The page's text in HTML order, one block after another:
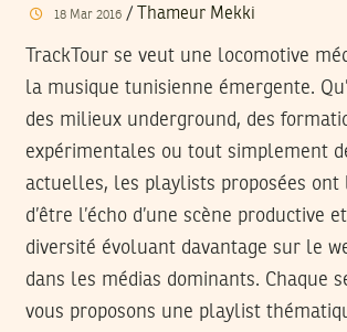
18 Mar 2016/ Thameur Mekki
TrackTour se veut une locomotive
la musique tunisienne émergente.
des milieux underground, des
expérimentales ou tout simplement
actuelles, les playlists proposées ont
d’être l’écho d’une scène productive
diversité évoluant davantage sur le
dans les médias dominants. Chaque
vous proposons une playlist